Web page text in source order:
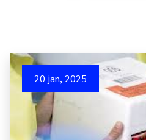
20 jan, 2025